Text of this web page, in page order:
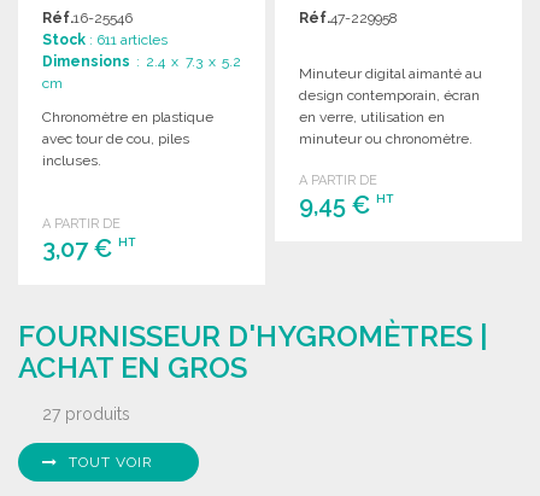
Réf.16-25546
Stock : 611 articles
Dimensions : 2.4 x 7.3 x 5.2
cm
Chronomètre en plastique
avec tour de cou, piles
incluses.
A PARTIR DE
3,07 € HT
Demander un devis
Réf.47-229958
Minuteur digital aimanté au
design contemporain, écran
en verre, utilisation en
minuteur ou chronomètre.
compactes.
A PARTIR DE
9,45 €HT
FOURNISSEUR D'HYGROMÈTRES |
ACHAT EN GROS
27 produits
TOUT VOIR